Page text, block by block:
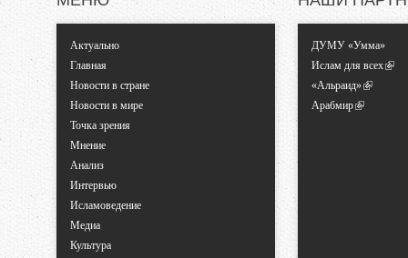
Актуально
Главная
Новости в стране
Новости в мире
Точка зрения
Мнение
Анализ
Интервью
Исламоведение
Медиа
Культура
ДУМУ «Умма»
Ислам для всех
«Альраид»
Арабмир